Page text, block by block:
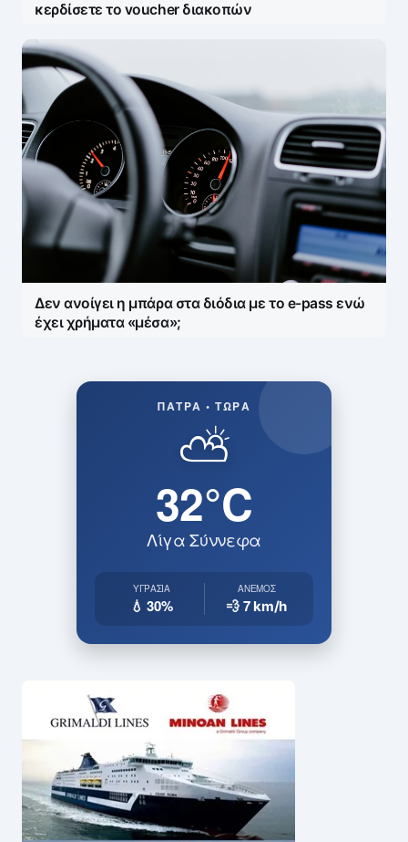
κερδίσετε το voucher διακοπών
Δεν ανοίγει η μπάρα στα διόδια με το e-pass ενώ
έχει χρήματα «μέσα»;
ΠΆΤΡΑ • ΤΏΡΑ
⛅
32°C
Λίγα Σύννεφα
ΥΓΡΑΣΊΑ
💧 30%
ΆΝΕΜΟΣ
💨 7km/h